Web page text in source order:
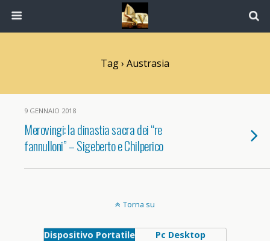
Tag › Austrasia
9 GENNAIO 2018
Merovingi: la dinastia sacra dei “re
fannulloni” – Sigeberto e Chilperico
Torna su
Dispositivo Portatile Pc Desktop